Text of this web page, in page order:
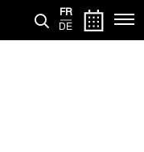
FR
DE